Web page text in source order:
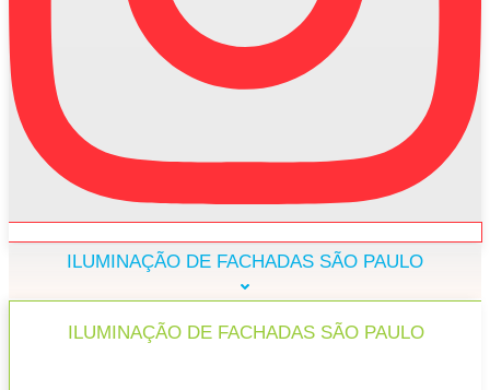
ILUMINAÇÃO DE FACHADAS SÃO PAULO
ILUMINAÇÃO DE FACHADAS SÃO PAULO